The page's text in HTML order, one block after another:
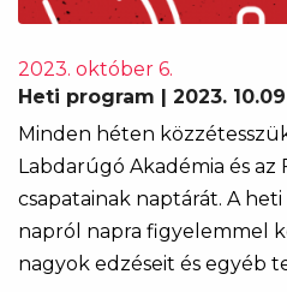
2023. október 6.
Heti program | 2023. 10.09
Minden héten
Labdarúgó Akadémia és az
csapatainak naptárát. A
napról napra figyelemmel
nagyok edzéseit és egyéb